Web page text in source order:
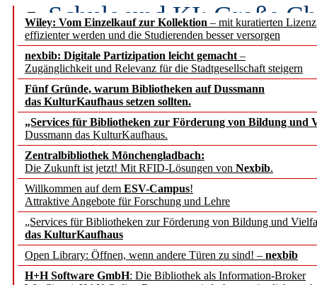
Wiley: Vom Einzelkauf zur Kollektion – mit kuratierten
effizienter werden und die Studierenden besser versorgen
nexbib: Digitale Partizipation leicht gemacht –
Zugänglichkeit und Relevanz für die Stadtgesellschaft steigern
Fünf Gründe, warum Bibliotheken auf Dussmann
das KulturKaufhaus setzen sollten.
„Services für Bibliotheken zur Förderung von Bildung und
Dussmann das KulturKaufhaus.
Zentralbibliothek Mönchengladbach:
Die Zukunft ist jetzt! Mit RFID-Lösungen von Nexbib.
Willkommen auf dem ESV-Campus!
Attraktive Angebote für Forschung und Lehre
„Services für Bibliotheken zur Förderung von Bildung und
das KulturKaufhaus
Open Library: Öffnen, wenn andere Türen zu sind! – nexbib
H+H Software GmbH: Die Bibliothek als Information-Broker
Schule und KI: Große
Voraussetzungen
Erfolgreiches erstes
Segment Research –
angepasst
konstruktiv!
Mohr Siebeck
und die Zeitschrift für